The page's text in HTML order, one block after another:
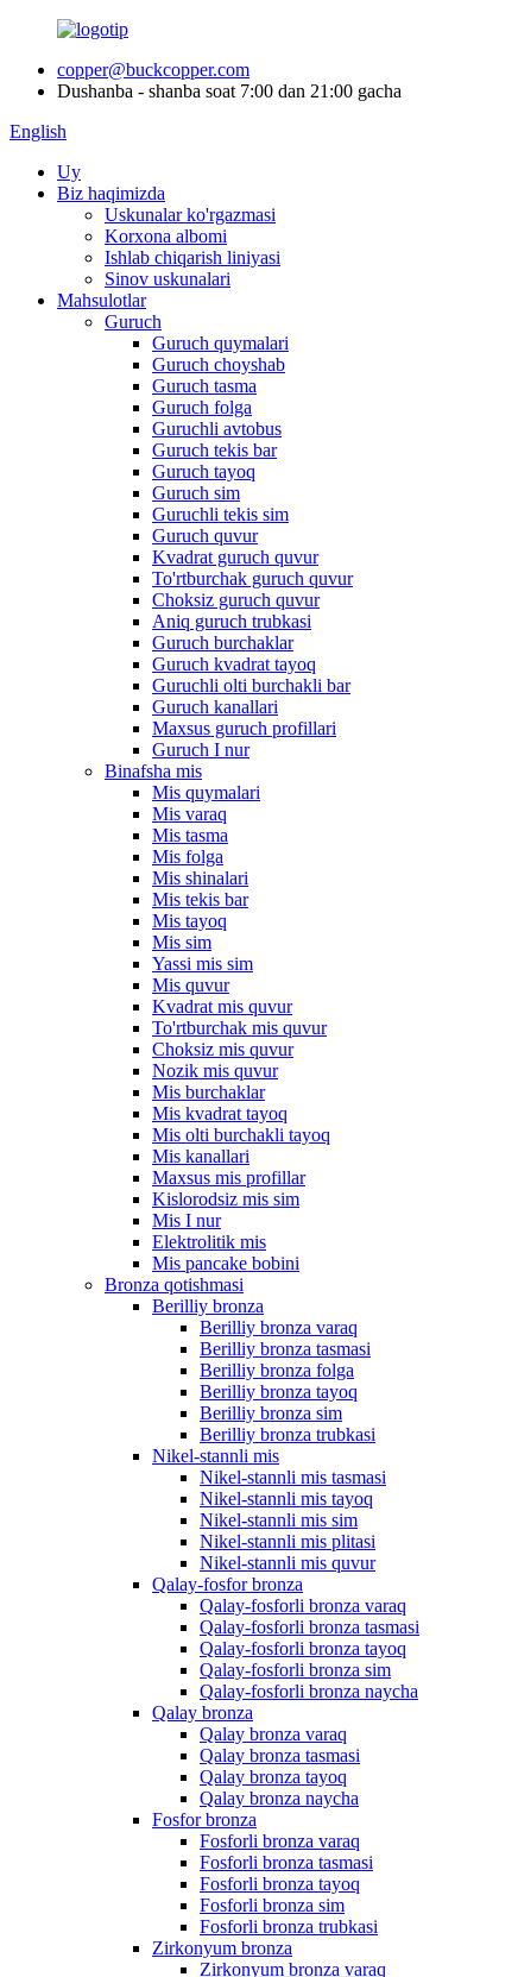
copper@buckcopper.com
Dushanba - shanba soat 7:00 dan 21:00 gacha
English
Uy
Biz haqimizda
Uskunalar ko'rgazmasi
Korxona albomi
Ishlab chiqarish liniyasi
Sinov uskunalari
Mahsulotlar
Guruch
Guruch quymalari
Guruch choyshab
Guruch tasma
Guruch folga
Guruchli avtobus
Guruch tekis bar
Guruch tayoq
Guruch sim
Guruchli tekis sim
Guruch quvur
Kvadrat guruch quvur
To'rtburchak guruch quvur
Choksiz guruch quvur
Aniq guruch trubkasi
Guruch burchaklar
Guruch kvadrat tayoq
Guruchli olti burchakli bar
Guruch kanallari
Maxsus guruch profillari
Guruch I nur
Binafsha mis
Mis quymalari
Mis varaq
Mis tasma
Mis folga
Mis shinalari
Mis tekis bar
Mis tayoq
Mis sim
Yassi mis sim
Mis quvur
Kvadrat mis quvur
To'rtburchak mis quvur
Choksiz mis quvur
Nozik mis quvur
Mis burchaklar
Mis kvadrat tayoq
Mis olti burchakli tayoq
Mis kanallari
Maxsus mis profillar
Kislorodsiz mis sim
Mis I nur
Elektrolitik mis
Mis pancake bobini
Bronza qotishmasi
Berilliy bronza
Berilliy bronza varaq
Berilliy bronza tasmasi
Berilliy bronza folga
Berilliy bronza tayoq
Berilliy bronza sim
Berilliy bronza trubkasi
Nikel-stannli mis
Nikel-stannli mis tasmasi
Nikel-stannli mis tayoq
Nikel-stannli mis sim
Nikel-stannli mis plitasi
Nikel-stannli mis quvur
Qalay-fosfor bronza
Qalay-fosforli bronza varaq
Qalay-fosforli bronza tasmasi
Qalay-fosforli bronza tayoq
Qalay-fosforli bronza sim
Qalay-fosforli bronza naycha
Qalay bronza
Qalay bronza varaq
Qalay bronza tasmasi
Qalay bronza tayoq
Qalay bronza naycha
Fosfor bronza
Fosforli bronza varaq
Fosforli bronza tasmasi
Fosforli bronza tayoq
Fosforli bronza sim
Fosforli bronza trubkasi
Zirkonyum bronza
Zirkonyum bronza varaq